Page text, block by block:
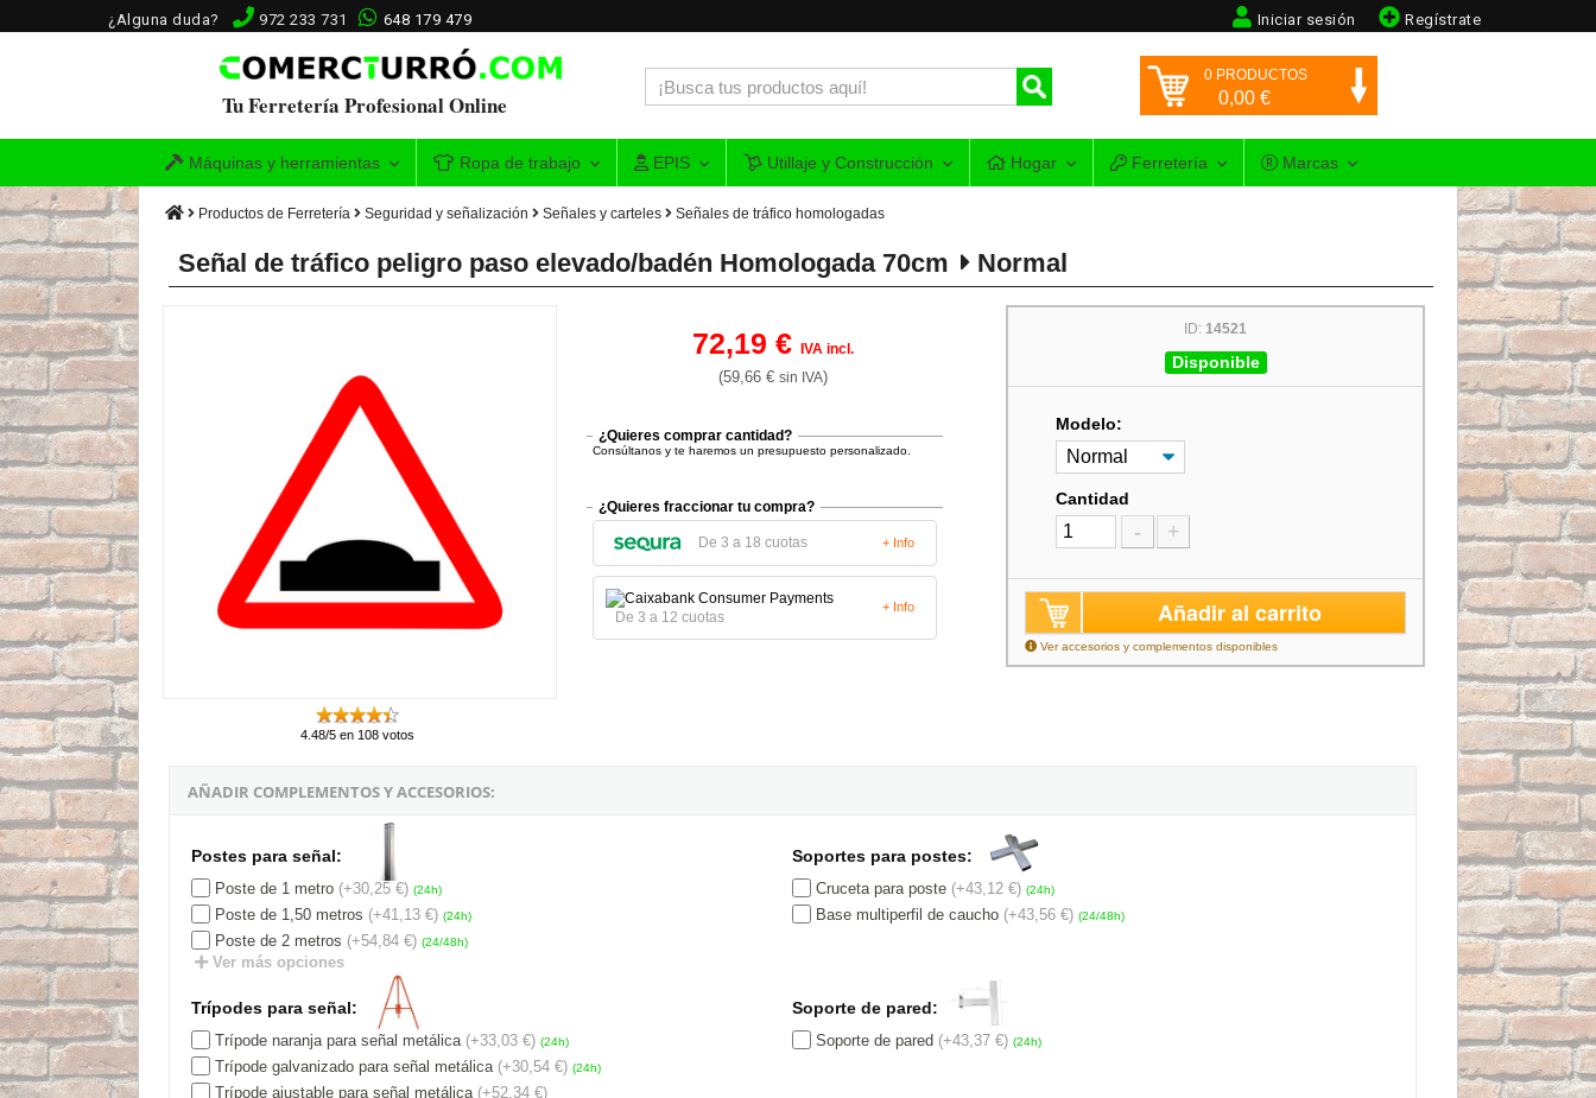
¿Alguna duda? 972 233 731 648 179 479 Regístrate
Iniciar sesión
Tu Ferretería Profesional Online
0 PRODUCTOS
0,00 €
Máquinas y herramientas Ropa de trabajo EPIS Utillaje y Construcción Hogar Ferretería Marcas
Productos de Ferretería Seguridad y señalización Señales y carteles Señales de tráfico homologadas
Señal de tráfico peligro paso elevado/badén Homologada 70cm Normal
4.48/5 en 108 votos
72,19 €IVA incl.
(59,66 €sin IVA)
¿Quieres comprar cantidad?
Consúltanos y te haremos un presupuesto personalizado.
¿Quieres fraccionar tu compra?
De 3 a 18 cuotas + Info
De 3 a 12 cuotas
+ Info
ID:14521
Disponible
Modelo:
Cantidad
- +
Añadir al carrito
Ver accesorios y complementos disponibles
AÑADIR COMPLEMENTOS Y ACCESORIOS:
Postes para señal:
Poste de 1 metro (+30,25 €) (24h)
Poste de 1,50 metros (+41,13 €) (24h)
Poste de 2 metros (+54,84 €) (24/48h)
Ver más opciones
Soportes para postes:
Cruceta para poste (+43,12 €) (24h)
Base multiperfil de caucho (+43,56 €) (24/48h)
Trípodes para señal:
Trípode naranja para señal metálica (+33,03 €) (24h)
Trípode galvanizado para señal metálica (+30,54 €) (24h)
Trípode ajustable para señal metálica (+52,34 €)
Soporte de pared:
Soporte de pared (+43,37 €) (24h)